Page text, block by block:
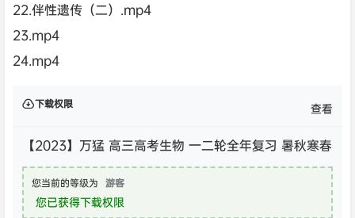
22.伴性遗传（二）.mp4
23.mp4
24.mp4
下载权限 查看
【2023】万猛 高三高考生物 一二轮全年复习 暑秋寒春
您当前的等级为 游客
您已获得下载权限